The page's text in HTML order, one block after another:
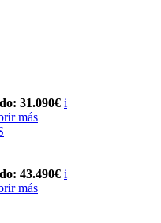
31.090€ i
más
43.490€ i
más